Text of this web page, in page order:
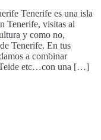
Tenerife es una isla
Tenerife, visitas al
y como no,
Tenerife. En tus
a combinar
Teide etc…con una […]